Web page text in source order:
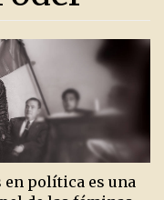
política es una